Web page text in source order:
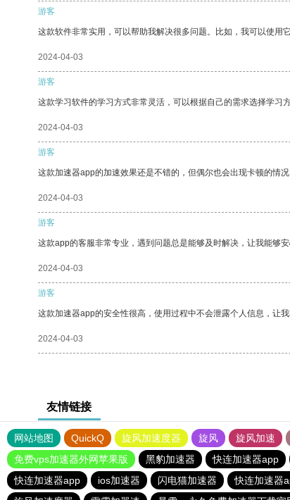
游客
这款软件非常实用，可以帮助我解决很多问题。比如，我可以使用
2024-04-03
游客
这款学习软件的学习方式非常灵活，可以根据自己的需求选择学习
2024-04-03
游客
这款加速器app的加速效果还是不错的，但偶尔也会出现卡顿的情况
2024-04-03
游客
这款app的客服非常专业，遇到问题总是能够及时解决，让我能够安
2024-04-03
游客
这款加速器app的安全性很高，使用过程中不会泄露个人信息，让我
2024-04-03
友情链接
网站地图 QuickQ 旋风加速度器 旋风 旋风加速
免费vps加速器外网苹果版
黑豹加速器 快连加速器app
快连加速器app
ios加速器 闪电猫加速器 快连加速器